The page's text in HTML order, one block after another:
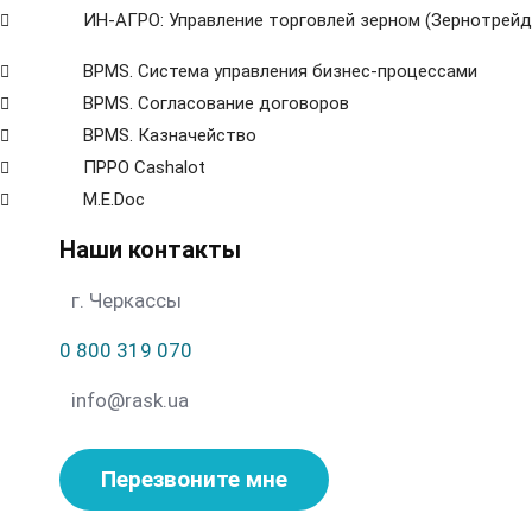
ИН-АГРО: Управление торговлей зерном
ВРМS. Система управления бизнес-процессами
BPMS. Согласование договоров
BPМS. Казначейство
ПРРО Cashalot
M.E.Doc
Наши контакты
г. Черкассы
0 800 319 070
info@rask.ua
Перезвоните мне